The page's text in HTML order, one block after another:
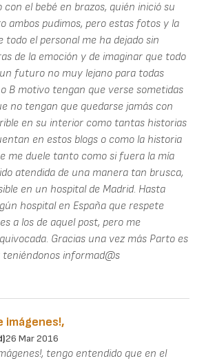
el bebé en brazos, quién inició su
ambos pudimos, pero estas fotos y la
todo el personal me ha dejado sin
de la emoción y de imaginar que todo
futuro no muy lejano para todas
B motivo tengan que verse sometidas
no tengan que quedarse jamás con
en su interior como tantas historias
en estos blogs o como la historia
me duele tanto como si fuera la mía
atendida de una manera tan brusca,
en un hospital de Madrid. Hasta
hospital en España que respete
a los de aquel post, pero me
Gracias una vez más Parto es
informad@s
imágenes!,
26 Mar 2016
tengo entendido que en el